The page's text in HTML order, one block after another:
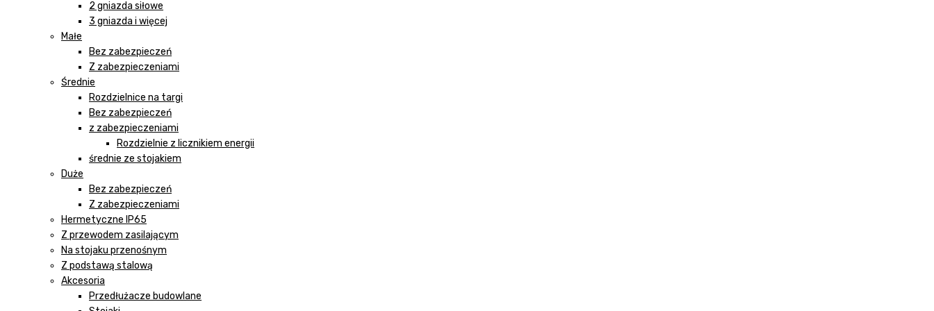
2 gniazda siłowe
3 gniazda i więcej
Małe
Bez zabezpieczeń
Z zabezpieczeniami
Średnie
Rozdzielnice na targi
Bez zabezpieczeń
z zabezpieczeniami
Rozdzielnie z licznikiem energii
średnie ze stojakiem
Duże
Bez zabezpieczeń
Z zabezpieczeniami
Hermetyczne IP65
Z przewodem zasilającym
Na stojaku przenośnym
Z podstawą stalową
Akcesoria
Przedłużacze budowlane